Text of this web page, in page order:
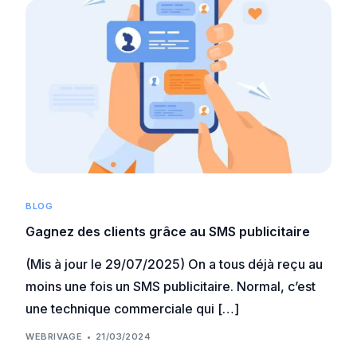
BLOG
Gagnez des clients grâce au SMS publicitaire
(Mis à jour le 29/07/2025) On a tous déjà reçu au
moins une fois un SMS publicitaire. Normal, c’est
une technique commerciale qui […]
WEBRIVAGE 21/03/2024